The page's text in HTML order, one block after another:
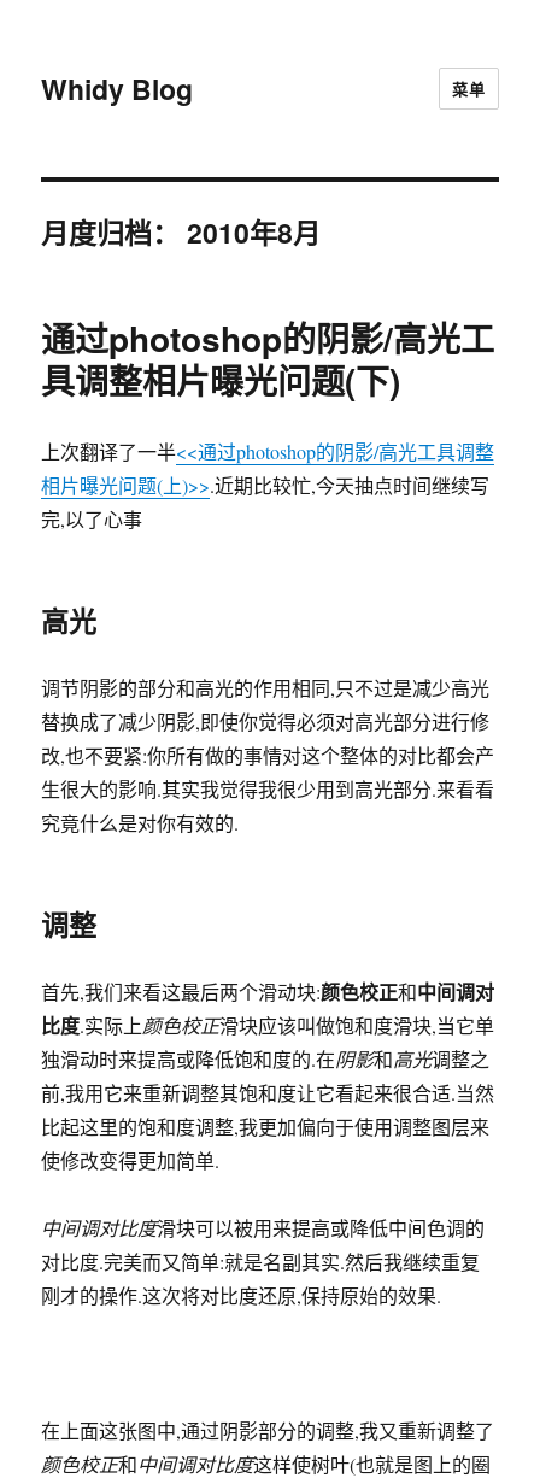
Whidy Blog 菜单
月度归档：2010年8月
通过photoshop的阴影/高光工
具调整相片曝光问题(下)
上次翻译了一半<<通过photoshop的阴影/高光工具调整
相片曝光问题(上)>>.近期比较忙,今天抽点时间继续写
完,以了心事
高光
调节阴影的部分和高光的作用相同,只不过是减少高光
替换成了减少阴影,即使你觉得必须对高光部分进行修
改,也不要紧:你所有做的事情对这个整体的对比都会产
生很大的影响.其实我觉得我很少用到高光部分.来看看
究竟什么是对你有效的.
调整
首先,我们来看这最后两个滑动块:颜色校正和中间调对
比度.实际上颜色校正滑块应该叫做饱和度滑块,当它单
独滑动时来提高或降低饱和度的.在阴影和高光调整之
前,我用它来重新调整其饱和度让它看起来很合适.当然
比起这里的饱和度调整,我更加偏向于使用调整图层来
使修改变得更加简单.
中间调对比度滑块可以被用来提高或降低中间色调的
对比度.完美而又简单:就是名副其实.然后我继续重复
刚才的操作.这次将对比度还原,保持原始的效果.
在上面这张图中,通过阴影部分的调整,我又重新调整了
颜色校正和中间调对比度这样使树叶(也就是图上的圈